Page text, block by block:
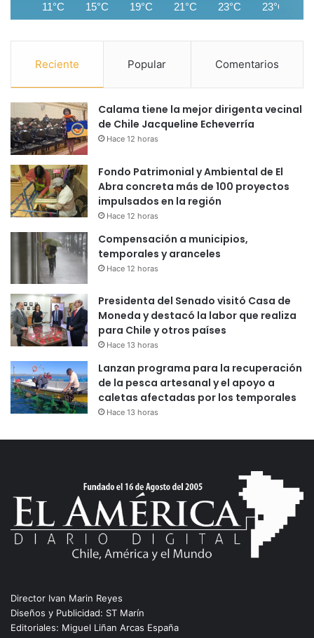
11°C 15°C 19°C 21°C 23°C 23°C
Reciente Popular Comentarios
Calama tiene la mejor dirigenta vecinal
de Chile Jacqueline Echeverría
Hace 12 horas
Fondo Patrimonial y Ambiental de El
Abra concreta más de 100 proyectos
impulsados en la región
Hace 12 horas
Compensación a municipios,
temporales y aranceles
Hace 12 horas
Presidenta del Senado visitó Casa de
Moneda y destacó la labor que realiza
para Chile y otros países
Hace 13 horas
Lanzan programa para la recuperación
de la pesca artesanal y el apoyo a
caletas afectadas por los temporales
Hace 13 horas
Director Ivan Marin Reyes
Diseños y Publicidad: ST Marín
Editoriales: Miguel Liñan Arcas España